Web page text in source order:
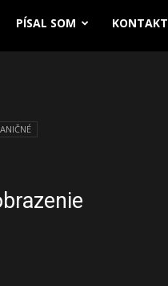
PÍSAL SOM KONTAKT